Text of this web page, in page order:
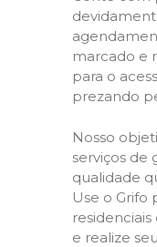
marcado e
para o
prezando
Nosso
serviços de
qualidade
Use o Grifo
e realize